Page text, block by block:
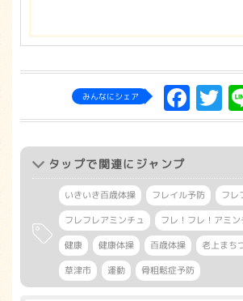
みんなにシェア
タップで関連にジャンプ
いきいき百歳体操 フレイル予防
フレ
フレフレアミンチュ
フレ！フレ！アミン
健康
健康体操 百歳体操
老上まち
草津市
運動 骨粗鬆症予防